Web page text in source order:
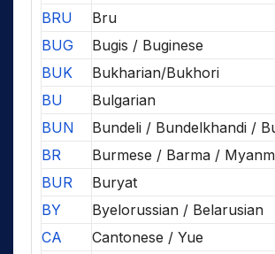
BRU
Bru
BUG
Bugis / Buginese
BUK
Bukharian/Bukhori
BU
Bulgarian
BUN
Bundeli / Bundelkhandi /
BR
Burmese / Barma /
BUR
Buryat
BY
Byelorussian / Belarusian
CA
Cantonese / Yue